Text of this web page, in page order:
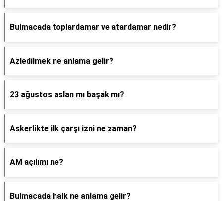
Bulmacada toplardamar ve atardamar nedir?
Azledilmek ne anlama gelir?
23 ağustos aslan mı başak mı?
Askerlikte ilk çarşı izni ne zaman?
AM açılımı ne?
Bulmacada halk ne anlama gelir?